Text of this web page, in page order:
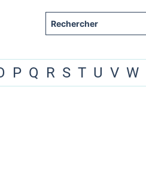
P Q R S T U V W